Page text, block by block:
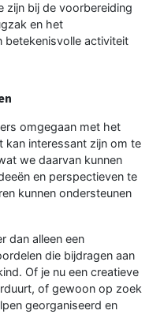
zijn bij de voorbereiding
en het
betekenisvolle activiteit
omgegaan met het
kan interessant zijn om te
we daarvan kunnen
en perspectieven te
kunnen ondersteunen
dan alleen een
die bijdragen aan
Of je nu een creatieve
of gewoon op zoek
georganiseerd en